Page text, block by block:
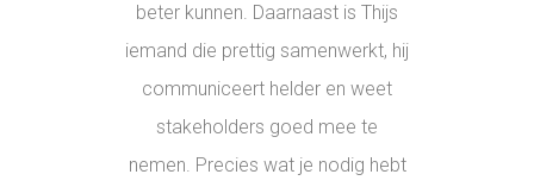
beter kunnen. Daarnaast is Thijs
iemand die prettig samenwerkt, hij
communiceert helder en weet
stakeholders goed mee te
nemen. Precies wat je nodig hebt